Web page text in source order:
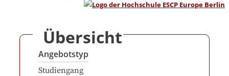
Übersicht
Angebotstyp
Studiengang